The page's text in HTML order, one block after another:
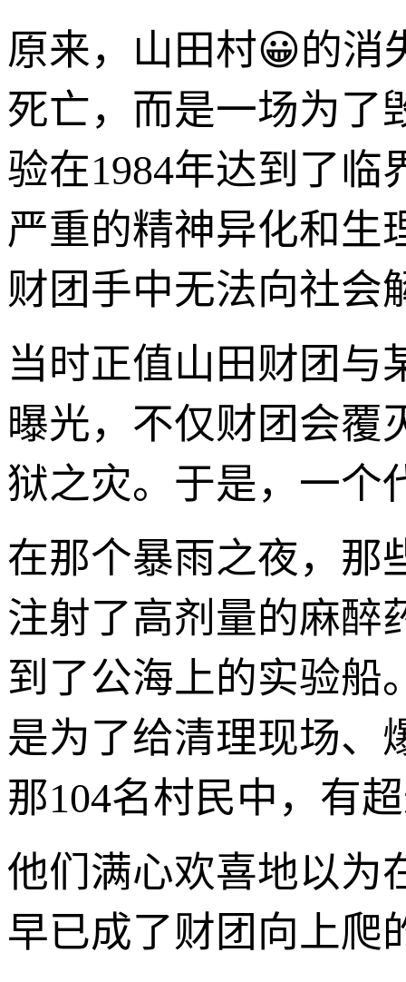
原来，山田村😀的消
死亡，而是一场为了
验在1984年达到了
严重的精神异化和生
财团手中无法向社会
当时正值山田财团与
曝光，不仅财团会覆
狱之灾。于是，一个
在那个暴雨之夜，那
注射了高剂量的麻醉
到了公海上的实验船
是为了给清理现场、
那104名村民中，有
他们满心欢喜地以为
早已成了财团向上爬